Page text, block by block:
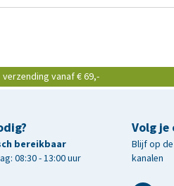
verzending vanaf € 69,-
bereikbaar
08:30 - 13:00 uur
Volg je
Blijf op
kanalen